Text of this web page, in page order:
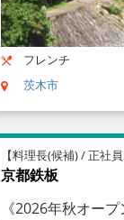
フレンチ
茨木市
【料理長(候補) / 正社員
京都鉄板
《2026年秋オー